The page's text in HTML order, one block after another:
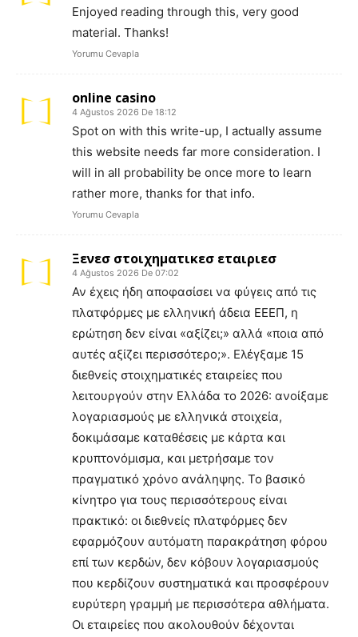
Enjoyed reading through this, very good
material. Thanks!
Yorumu Cevapla
online casino
4 Ağustos 2026 De 18:12
Spot on with this write-up, I actually assume
this website needs far more consideration. I
will in all probability be once more to learn
rather more, thanks for that info.
Yorumu Cevapla
Ξενεσ στοιχηματικεσ εταιριεσ
4 Ağustos 2026 De 07:02
Αν έχεις ήδη αποφασίσει να φύγεις από τις
πλατφόρμες με ελληνική άδεια ΕΕΕΠ, η
ερώτηση δεν είναι «αξίζει;» αλλά «ποια από
αυτές αξίζει περισσότερο;». Ελέγξαμε 15
διεθνείς στοιχηματικές εταιρείες που
λειτουργούν στην Ελλάδα το 2026: ανοίξαμε
λογαριασμούς με ελληνικά στοιχεία,
δοκιμάσαμε καταθέσεις με κάρτα και
κρυπτονόμισμα, και μετρήσαμε τον
πραγματικό χρόνο ανάληψης. Το βασικό
κίνητρο για τους περισσότερους είναι
πρακτικό: οι διεθνείς πλατφόρμες δεν
εφαρμόζουν αυτόματη παρακράτηση φόρου
επί των κερδών, δεν κόβουν λογαριασμούς
που κερδίζουν συστηματικά και προσφέρουν
ευρύτερη γραμμή με περισσότερα αθλήματα.
Οι εταιρείες που ακολουθούν δέχονται